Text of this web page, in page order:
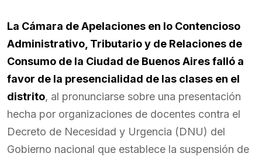
La Cámara de Apelaciones en lo Contencioso
Administrativo, Tributario y de Relaciones de
Consumo de la Ciudad de Buenos Aires falló a
favor de la presencialidad de las clases en el
distrito, al pronunciarse sobre una presentación
hecha por organizaciones de docentes contra el
Decreto de Necesidad y Urgencia (DNU) del
Gobierno nacional que establece la suspensión de